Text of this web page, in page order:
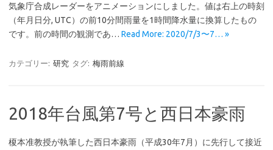
気象庁合成レーダーをアニメーションにしました。値は右上の時刻
（年月日分, UTC）の前10分間雨量を1時間降水量に換算したもの
です。前の時間の観測であ… Read More: 2020/7/3〜7… »
カテゴリー: 研究 タグ: 梅雨前線
2018年台風第7号と西日本豪雨
榎本准教授が執筆した西日本豪雨（平成30年7月）に先行して接近